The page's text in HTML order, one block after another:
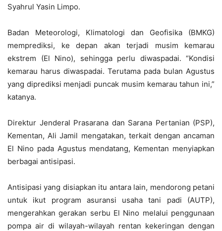
Syahrul Yasin Limpo.
Badan Meteorologi, Klimatologi dan Geofisika (BMKG)
memprediksi, ke depan akan terjadi musim kemarau
ekstrem (El Nino), sehingga perlu diwaspadai. “Kondisi
kemarau harus diwaspadai. Terutama pada bulan Agustus
yang diprediksi menjadi puncak musim kemarau tahun ini,”
katanya.
Direktur Jenderal Prasarana dan Sarana Pertanian (PSP),
Kementan, Ali Jamil mengatakan, terkait dengan ancaman
El Nino pada Agustus mendatang, Kementan menyiapkan
berbagai antisipasi.
Antisipasi yang disiapkan itu antara lain, mendorong petani
untuk ikut program asuransi usaha tani padi (AUTP),
mengerahkan gerakan serbu El Nino melalui penggunaan
pompa air di wilayah-wilayah rentan kekeringan dengan